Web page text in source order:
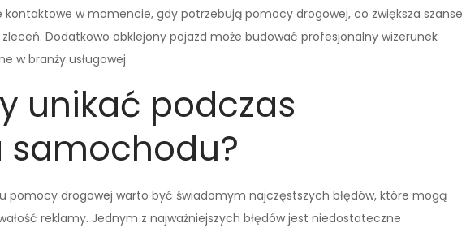
w momencie, gdy potrzebują pomocy drogowej, co zwiększa szanse
Dodatkowo obklejony pojazd może budować profesjonalny wizerunek
w branży usługowej.
unikać podczas
samochodu?
pomocy drogowej warto być świadomym najczęstszych błędów, które mogą
reklamy. Jednym z najważniejszych błędów jest niedostateczne